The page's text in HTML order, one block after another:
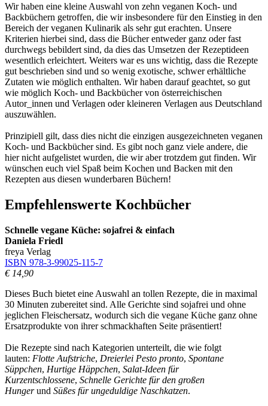
Wir haben eine kleine Auswahl von zehn veganen Koch- und
Backbüchern getroffen, die wir insbesondere für den Einstieg in den
Bereich der veganen Kulinarik als sehr gut erachten. Unsere
Kriterien hierbei sind, dass die Bücher entweder ganz oder fast
durchwegs bebildert sind, da dies das Umsetzen der Rezeptideen
wesentlich erleichtert. Weiters war es uns wichtig, dass die Rezepte
gut beschrieben sind und so wenig exotische, schwer erhältliche
Zutaten wie möglich enthalten. Wir haben darauf geachtet, so gut
wie möglich Koch- und Backbücher von österreichischen
Autor_innen und Verlagen oder kleineren Verlagen aus Deutschland
auszuwählen.
Prinzipiell gilt, dass dies nicht die einzigen ausgezeichneten veganen
Koch- und Backbücher sind. Es gibt noch ganz viele andere, die
hier nicht aufgelistet wurden, die wir aber trotzdem gut finden. Wir
wünschen euch viel Spaß beim Kochen und Backen mit den
Rezepten aus diesen wunderbaren Büchern!
Empfehlenswerte Kochbücher
Schnelle vegane Küche: sojafrei & einfach
Daniela Friedl
freya Verlag
ISBN 978-3-99025-115-7
€ 14,90
Dieses Buch bietet eine Auswahl an tollen Rezepte, die in maximal
30 Minuten zubereitet sind. Alle Gerichte sind sojafrei und ohne
jeglichen Fleischersatz, wodurch sich die vegane Küche ganz ohne
Ersatzprodukte von ihrer schmackhaften Seite präsentiert!
Die Rezepte sind nach Kategorien unterteilt, die wie folgt
lauten: Flotte Aufstriche, Dreierlei Pesto pronto, Spontane
Süppchen, Hurtige Häppchen, Salat-Ideen für
Kurzentschlossene, Schnelle Gerichte für den großen
Hungerund Süßes für ungeduldige Naschkatzen.